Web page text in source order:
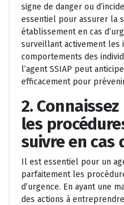
signe de danger ou
essentiel pour assurer la
établissement en cas
surveillant activement les
comportements des
l’agent SSIAP peut
efficacement pour
2.
les
suivre en cas
Il est essentiel pour un
parfaitement les
d’urgence. En ayant une
des actions à